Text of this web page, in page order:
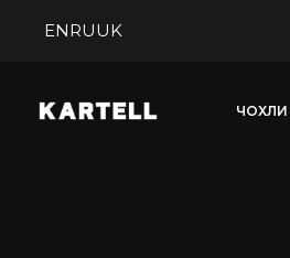
ENRUUK
ЧОХЛИ